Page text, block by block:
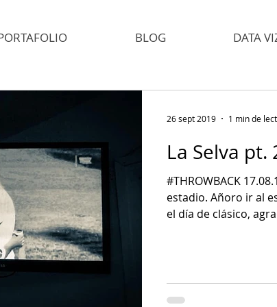
BLOG DATA
La Selva pt.
#THROWBACK
estadio. Añoro ir al estadio.
el día de clásico,
26 sept 2019 1 min de